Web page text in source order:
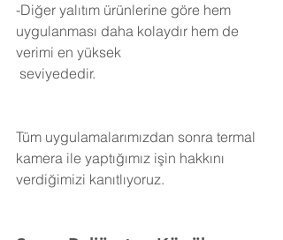
-Diğer yalıtım ürünlerine göre hem
uygulanması daha kolaydır hem de
verimi en yüksek
seviyededir.
Tüm uygulamalarımızdan sonra termal
kamera ile yaptığımız işin hakkını
verdiğimizi kanıtlıyoruz.